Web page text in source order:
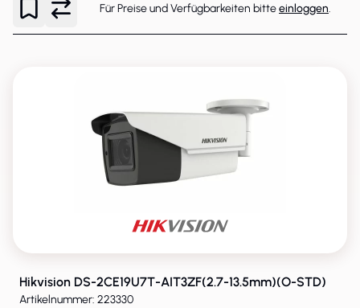
Für Preise und Verfügbarkeiten bitteeinloggen.
Hikvision DS-2CE19U7T-AIT3ZF(2.7-13.5mm)(O-STD)
Artikelnummer: 223330